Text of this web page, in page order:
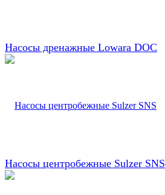
Насосы дренажные Lowara DOC
Насосы центробежные Sulzer SNS